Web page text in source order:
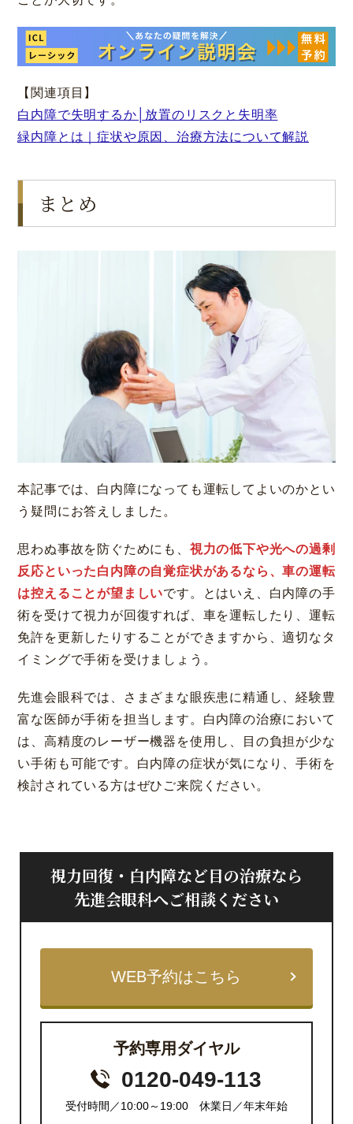
【関連項目】
白内障で失明するか│放置のリスクと失明率
緑内障とは｜症状や原因、治療方法について解説
まとめ
本記事では、白内障になっても運転してよいのかとい
う疑問にお答えしました。
思わぬ事故を防ぐためにも、 視力の低下や光への過剰
反応といった白内障の自覚症状があるなら、車の運転
は控えることが望ましいです。とはいえ、白内障の手
術を受けて視力が回復すれば、車を運転したり、運転
免許を更新したりすることができますから、適切なタ
イミングで手術を受けましょう。
先進会眼科では、さまざまな眼疾患に精通し、経験豊
富な医師が手術を担当します。白内障の治療において
は、高精度のレーザー機器を使用し、目の負担が少な
い手術も可能です。白内障の症状が気になり、手術を
検討されている方はぜひご来院ください。
視力回復・白内障など目の治療なら
先進会眼科へご相談ください
WEB予約はこちら
予約専用ダイヤル
0120-049-113
受付時間／10:00～19:00 休業日／年末年始
大阪 梅田（本院） 福岡 天神
神戸 三宮 福岡 天神
福岡 飯塚